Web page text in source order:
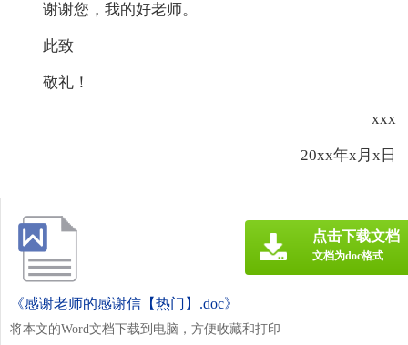
谢谢您，我的好老师。
此致
敬礼！
xxx
20xx年x月x日
《感谢老师的感谢信【热门】.doc》
将本文的Word文档下载到电脑，方便收藏和打印
点击下载文档
文档为doc格式